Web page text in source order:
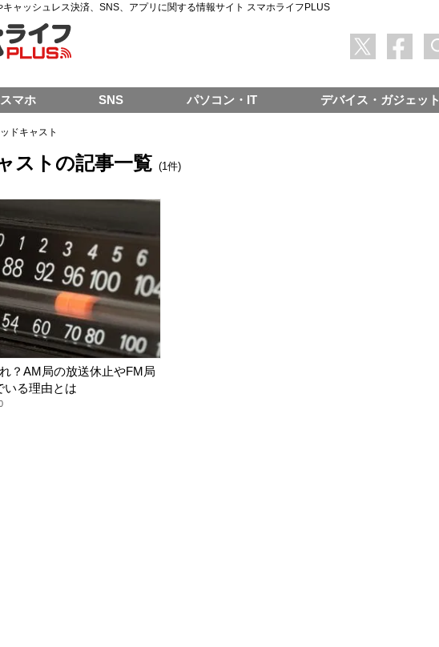
ャッシュレス決済、SNS、アプリに関する情報サイト スマホライフPLUS
ドキャスト
ストの記事一覧 (1件)
？AM局の放送休止やFM局
いる理由とは
スマホ SNS パソコン・IT デバイス・ガジェット